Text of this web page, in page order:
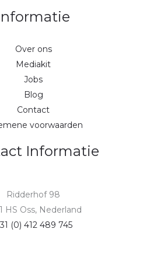
Over ons
Mediakit
Jobs
Blog
Contact
voorwaarden
Informatie
Ridderhof 98
HS Oss, Nederland
(0) 412 489 745